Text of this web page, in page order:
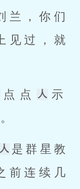
兰，你们
上见过，就
点点
示
是群星教
前连续几